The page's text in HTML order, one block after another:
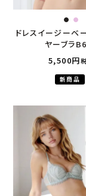
ドレスイージーベ
ヤーブラ
5,500
新商品